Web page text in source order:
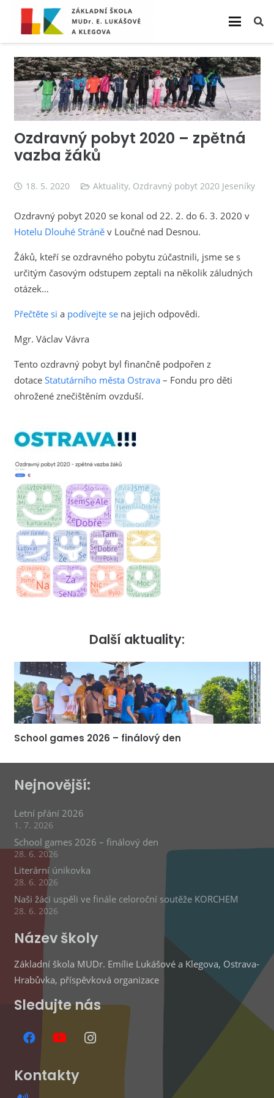
Ozdravný pobyt 2020 – zpětná
vazba žáků
18. 5. 2020 Aktuality, Ozdravný pobyt 2020 Jeseníky
Ozdravný pobyt 2020 se konal od 22. 2. do 6. 3. 2020 v
Hotelu Dlouhé Stráněv Loučné nad Desnou.
Žáků, kteří se ozdravného pobytu zúčastnili, jsme se s
určitým časovým odstupem zeptali na několik záludných
otázek…
Přečtěte si a podívejte sena jejich odpovědi.
Mgr. Václav Vávra
Tento ozdravný pobyt byl finančně podpořen z
dotace Statutárního města Ostrava– Fondu pro děti
ohrožené znečištěním ovzduší.
Další aktuality:
School games 2026 – finálový den
Nejnovější:
Letní přání 2026
1. 7. 2026
School games 2026 – finálový den
28. 6. 2026
Literární únikovka
28. 6. 2026
Naši žáci uspěli ve finále celoroční soutěže KORCHEM
28. 6. 2026
Název školy
Základní škola MUDr. Emílie Lukášové a Klegova, Ostrava-
Hrabůvka, příspěvková organizace
Sledujte nás
Kontakty